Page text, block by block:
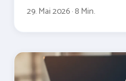
29. Mai 2026 · 8 Min.